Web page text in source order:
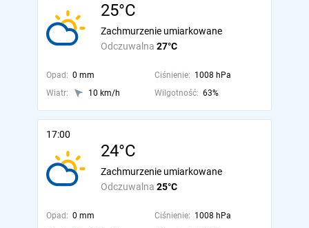
25°C
Odczuwalna 27°C
Zachmurzenie umiarkowane
Opad: 0 mm Ciśnienie: 1008 hPa
Wiatr:
10 km/h Wilgotność: 63%
17:00
24°C
Odczuwalna 25°C
Zachmurzenie umiarkowane
Opad: 0 mm Ciśnienie: 1008 hPa